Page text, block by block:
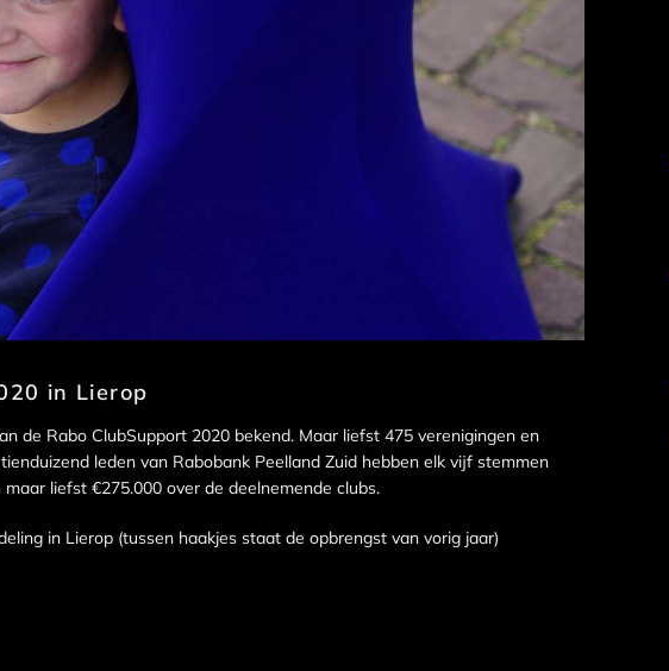
in Lierop
de Rabo ClubSupport 2020 bekend. Maar liefst 475 verenigingen en
leden van Rabobank Peelland Zuid hebben elk vijf stemmen
liefst €275.000 over de deelnemende clubs.
in Lierop (tussen haakjes staat de opbrengst van vorig jaar)